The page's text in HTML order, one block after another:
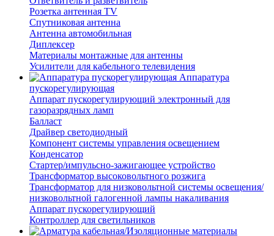
Розетка антенная TV
Спутниковая антенна
Антенна автомобильная
Диплексер
Материалы монтажные для антенны
Усилители для кабельного телевидения
Аппаратура
пускорегулирующая
Аппарат пускорегулирующий электронный для
газоразрядных ламп
Балласт
Драйвер светодиодный
Компонент системы управления освещением
Конденсатор
Стартер/импульсно-зажигающее устройство
Трансформатор высоковольтного розжига
Трансформатор для низковольтной системы освещения/
низковольтной галогенной лампы накаливания
Аппарат пускорегулирующий
Контроллер для светильников